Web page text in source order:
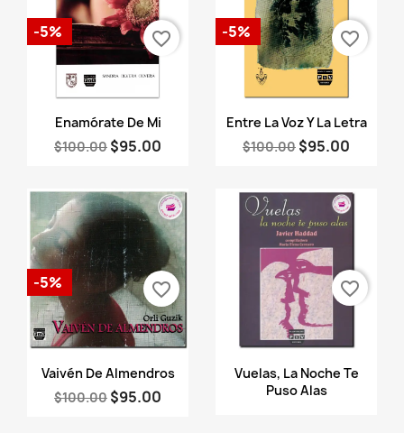
Vista rápida
Enamórate De Mi
$100.00 $95.00
-5% favorite_border
 Vista rápida
Entre La Voz Y La Letra
$100.00 $95.00
-5% favorite_border
Vista rápida
Vaivén De Almendros
$100.00 $95.00
-5% favorite_border
Vista rápida
Vuelas, La Noche Te
Puso Alas
favorite_border